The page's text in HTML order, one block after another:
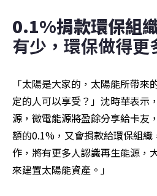
0.1%捐款環保組
有少，環保做得更
「太陽是大家的，太陽能所帶
定的人可以享受？」沈時華表示
源，微電能源將盈餘分享給卡友
額的0.1%，又會捐款給環保組織
作，將有更多人認識再生能源，
來建置太陽能資產。」